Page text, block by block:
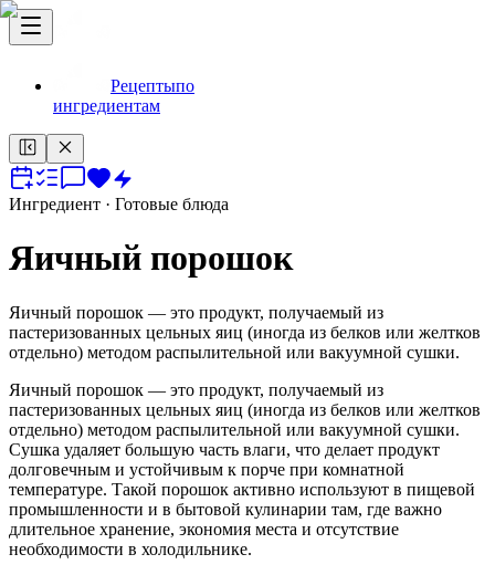
Рецептыпо
ингредиентам
Ингредиент · Готовые блюда
Яичный порошок
Яичный порошок — это продукт, получаемый из
пастеризованных цельных яиц (иногда из белков или желтков
отдельно) методом распылительной или вакуумной сушки.
Яичный порошок — это продукт, получаемый из
пастеризованных цельных яиц (иногда из белков или желтков
отдельно) методом распылительной или вакуумной сушки.
Сушка удаляет большую часть влаги, что делает продукт
долговечным и устойчивым к порче при комнатной
температуре. Такой порошок активно используют в пищевой
промышленности и в бытовой кулинарии там, где важно
длительное хранение, экономия места и отсутствие
необходимости в холодильнике.